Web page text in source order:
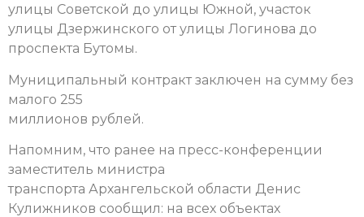
улицы Советской до улицы Южной, участок
улицы Дзержинского от улицы Логинова до
проспекта Бутомы.
Муниципальный контракт заключен на сумму без
малого 255
миллионов рублей.
Напомним, что ранее на пресс-конференции
заместитель министра
транспорта Архангельской области Денис
Кулижников сообщил: на всех объектах